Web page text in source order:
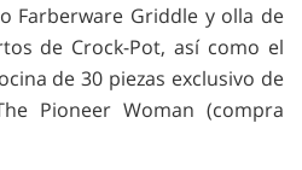
Farberware Griddle y olla de
de Crock-Pot, así como el
de 30 piezas exclusivo de
Pioneer Woman (compra